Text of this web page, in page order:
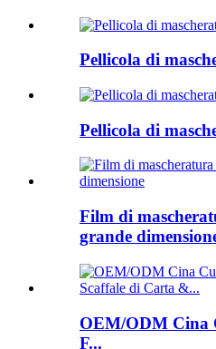
Pellicola di
Pellicola di
Film di
grande
OEM/ODM Cina
F...